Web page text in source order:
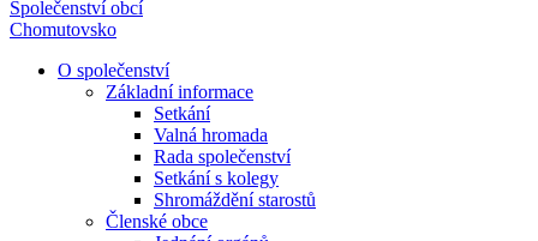
Společenství obcí
Chomutovsko
O společenství
Základní informace
Setkání
Valná hromada
Rada společenství
Setkání s kolegy
Shromáždění starostů
Členské obce